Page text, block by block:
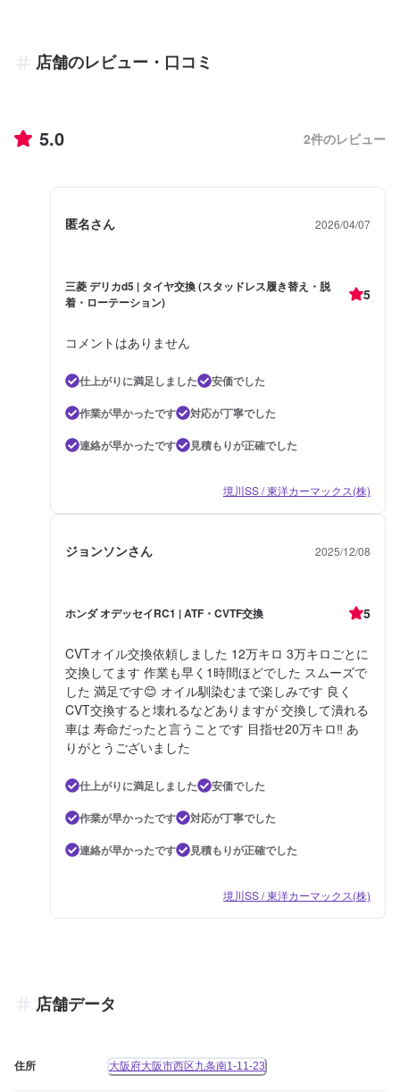
店舗のレビュー・口コミ
5.0 2件のレビュー
匿名さん 2026/04/07
三菱 デリカd5 | タイヤ交換 (スタッドレス履き替え・脱
着・ローテーション)
5
コメントはありません
仕上がりに満足しました
安価でした
作業が早かったです
対応が丁寧でした
連絡が早かったです
見積もりが正確でした
境川SS / 東洋カーマックス(株)
ジョンソンさん 2025/12/08
ホンダ オデッセイRC1 | ATF・CVTF交換 5
CVTオイル交換依頼しました 12万キロ 3万キロごとに
交換してます 作業も早く1時間ほどでした スムーズで
した 満足です😊 オイル馴染むまで楽しみです 良く
CVT交換すると壊れるなどありますが 交換して潰れる
車は 寿命だったと言うことです 目指せ20万キロ‼️ あ
りがとうございました
仕上がりに満足しました
安価でした
作業が早かったです
対応が丁寧でした
連絡が早かったです
見積もりが正確でした
境川SS / 東洋カーマックス(株)
店舗データ
住所 大阪府大阪市西区九条南1-11-23